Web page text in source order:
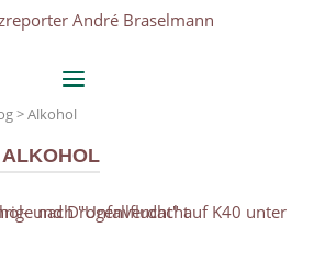
Menu
>Alkohol
ALKOHOL